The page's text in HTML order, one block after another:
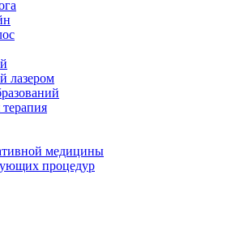
лазером
медицины
процедур